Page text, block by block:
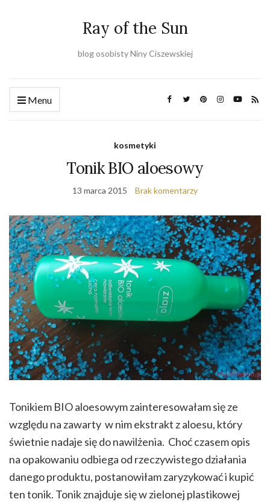
Ray of the Sun
blog osobisty Niny Ciszewskiej
Menu
kosmetyki
Tonik BIO aloesowy
13 marca 2015 Brak komentarzy
Tonikiem BIO aloesowym zainteresowałam się ze
względu na zawarty w nim ekstrakt z aloesu, który
świetnie nadaje się do nawilżenia. Choć czasem opis
na opakowaniu odbiega od rzeczywistego działania
danego produktu, postanowiłam zaryzykować i kupić
ten tonik. Tonik znajduje się w zielonej plastikowej